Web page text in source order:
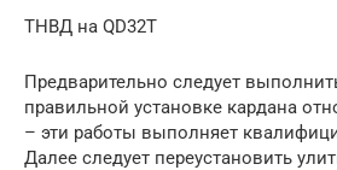
ТНВД на QD32Т
Предварительно следует
правильной установке кардана
– эти работы выполняет
Далее следует переустановить